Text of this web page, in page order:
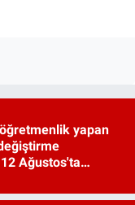
yapan
Ağustos'ta